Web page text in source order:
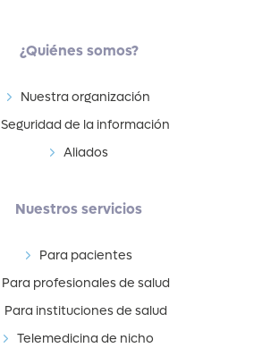
¿Quiénes somos?
Nuestra organización
Seguridad de la información
Aliados
Nuestros servicios
Para pacientes
Para profesionales de salud
Para instituciones de salud
Telemedicina de nicho